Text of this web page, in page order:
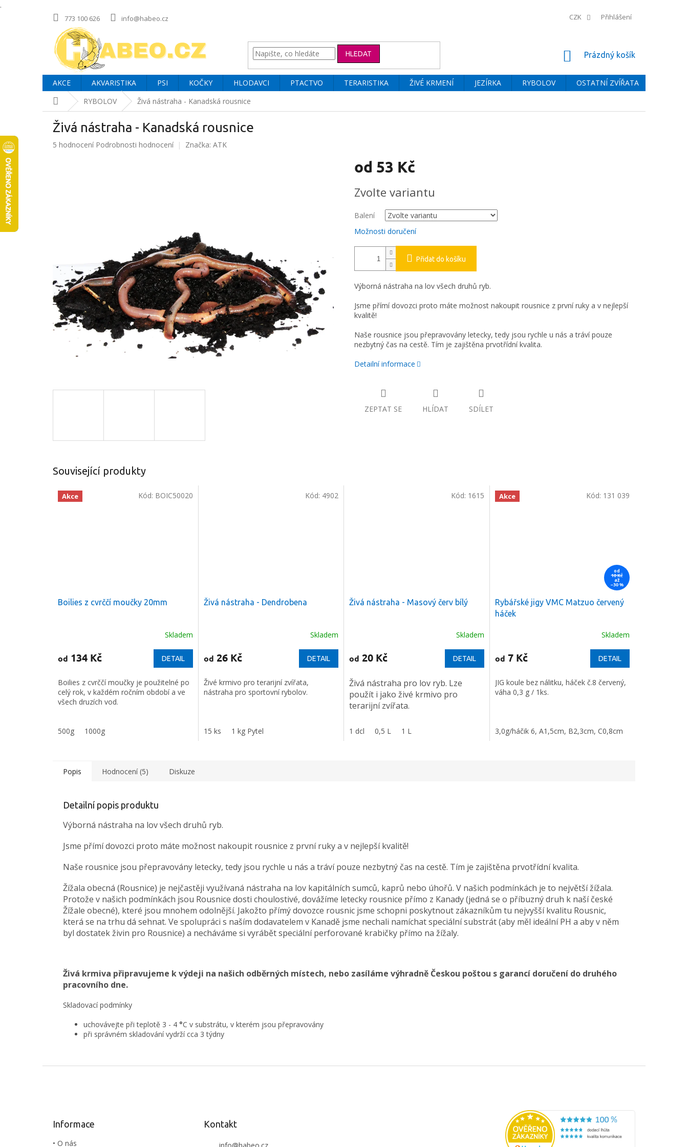
.
773 100 626 info@habeo.cz CZK Přihlášení
HLEDAT
NÁKUPNÍ
Prázdný košík
AKCE AKVARISTIKA PSI KOČKY HLODAVCI PTACTVO TERARISTIKA ŽIVÉ KRMENÍ JEZÍRKA RYBOLOV OSTATNÍ ZVÍŘATA
Domů RYBOLOV Živá nástraha - Kanadská rousnice
Živá nástraha - Kanadská rousnice
Průměrné
5 hodnocení Podrobnosti hodnocení Značka: ATK
od 53 Kč
cena:
Zvolte variantu
Balení
Možnosti doručení
Přidat do košíku
Výborná nástraha na lov všech druhů ryb.
Jsme přímí dovozci proto máte možnost nakoupit rousnice z první ruky a v nejlepší
kvalitě!
Naše rousnice jsou přepravovány letecky, tedy jsou rychle u nás a tráví pouze
nezbytný čas na cestě. Tím je zajištěna prvotřídní kvalita.
Detailní informace
ZEPTAT SE HLÍDAT SDÍLET
Související produkty
Akce
Boilies z cvrččí moučky 20mm
Skladem
od 134 Kč DETAIL
Boilies z cvrččí moučky je použitelné po
celý rok, v každém ročním období a ve
všech druzích vod.
500g 1000g
Kód: BOIC50020
Živá nástraha - Dendrobena
produktu
z
5
Skladem
od 26 Kč DETAIL
Živé krmivo pro terarijní zvířata,
nástraha pro sportovní rybolov.
Jsme přímí dovozci všech
15 ks 1 kg Pytel
Kód: 4902
Živá nástraha - Masový červ bílý
produktu
z
5
hvězdiček.
Skladem
od 20 Kč DETAIL
Živá nástraha pro lov ryb. Lze
použít i jako živé krmivo pro
terarijní zvířata.
1 dcl 0,5 L 1 L
Kód: 1615 Akce
od
10 Kč
až
–30 %
Rybářské jigy VMC Matzuo červený
háček
Skladem
od 7 Kč DETAIL
JIG koule bez nálitku, háček č.8 červený,
váha 0,3 g / 1ks.
3,0g/háčik 6, A1,5cm, B2,3cm, C0,8cm
Kód: 131 039
Popis Hodnocení (5) Diskuze
Detailní popis produktu
Výborná nástraha na lov všech druhů ryb.
Jsme přímí dovozci proto máte možnost nakoupit rousnice z první ruky a v nejlepší kvalitě!
Naše rousnice jsou přepravovány letecky, tedy jsou rychle u nás a tráví pouze nezbytný čas na cestě. Tím je zajištěna prvotřídní kvalita.
Žížala obecná (Rousnice) je nejčastěji využívaná nástraha na lov kapitálních sumců, kaprů nebo úhořů. V našich podmínkách je to největší žížala.
Protože v našich podmínkách jsou Rousnice dosti choulostivé, dovážíme letecky rousnice přímo z Kanady (jedná se o příbuzný druh k naší české
Žížale obecné), které jsou mnohem odolnější. Jakožto přímý dovozce rousnic jsme schopni poskytnout zákazníkům tu nejvyšší kvalitu Rousnic,
která se na trhu dá sehnat. Ve spolupráci s naším dodavatelem v Kanadě jsme nechali namíchat speciální substrát (aby měl ideální PH a aby v něm
byl dostatek živin pro Rousnice) a necháváme si vyrábět speciální perforované krabičky přímo na žížaly.
Živá krmiva připravujeme k výdeji na našich odběrných místech, nebo zasíláme výhradně Českou poštou s garancí doručení do druhého
pracovního dne.
Skladovací podmínky
uchovávejte při teplotě 3 - 4 °C v substrátu, v kterém jsou přepravovány
při správném skladování vydrží cca 3 týdny
Informace
• O nás
Kontakt